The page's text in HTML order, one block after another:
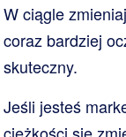
W ciągle
coraz bardziej
skuteczny.
Jeśli jesteś
ciężkości się